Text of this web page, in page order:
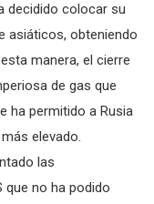
decidido colocar su
asiáticos, obteniendo
manera, el cierre
de gas que
ha permitido a Rusia
elevado.
las
que no ha podido